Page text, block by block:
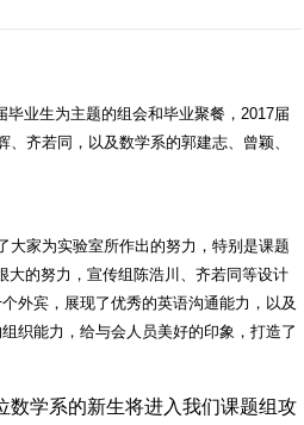
业生为主题的组会和毕业聚餐，2017届
齐若同，以及数学系的郭建志、曾颖、
大家为实验室所作出的努力，特别是课题
大的努力，宣传组陈浩川、齐若同等设计
外宾，展现了优秀的英语沟通能力，以及
织能力，给与会人员美好的印象，打造了
学系的新生将进入我们课题组攻